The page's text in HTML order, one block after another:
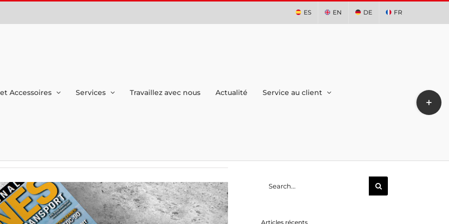
ES EN DE FR
Accessoires Services Travaillez avec nous Actualité Service au client
Cranes
for:
Articles récents
Toggle
Sliding
Bar